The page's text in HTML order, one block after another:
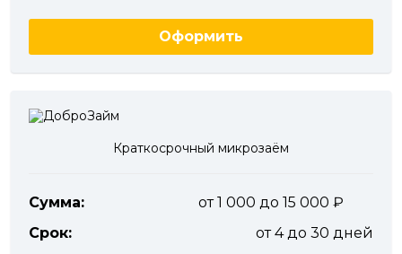
Оформить
Краткосрочный микрозаём
Сумма:
от 1 000 до 15 000
Срок:
от 4 до 30 дней